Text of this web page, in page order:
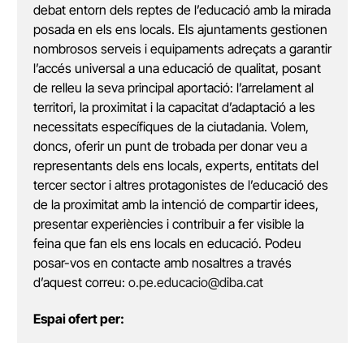
debat entorn dels reptes de l’educació amb la mirada
posada en els ens locals. Els ajuntaments gestionen
nombrosos serveis i equipaments adreçats a garantir
l’accés universal a una educació de qualitat, posant
de relleu la seva principal aportació: l’arrelament al
territori, la proximitat i la capacitat d’adaptació a les
necessitats específiques de la ciutadania. Volem,
doncs, oferir un punt de trobada per donar veu a
representants dels ens locals, experts, entitats del
tercer sector i altres protagonistes de l’educació des
de la proximitat amb la intenció de compartir idees,
presentar experiències i contribuir a fer visible la
feina que fan els ens locals en educació. Podeu
posar-vos en contacte amb nosaltres a través
d’aquest correu: o.pe.educacio@diba.cat
Espai ofert per: